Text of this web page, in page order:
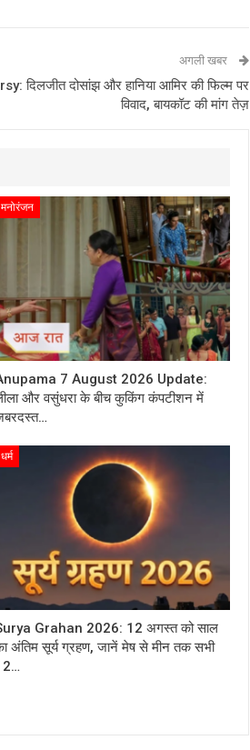
अगली खबर
दिलजीत दोसांझ और हानिया आमिर की फिल्म पर
विवाद, बायकॉट की मांग तेज़
मनोरंजन
7 August 2026 Update:
और वसुंधरा के बीच कुकिंग कंपटीशन में
धर्म
Grahan 2026: 12 अगस्त को साल
अंतिम सूर्य ग्रहण, जानें मेष से मीन तक सभी